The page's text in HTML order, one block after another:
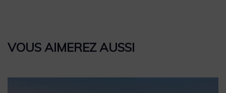
VOUS AIMEREZ AUSSI